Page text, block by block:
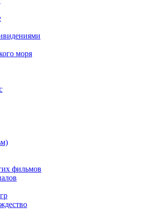
моря
фильмов